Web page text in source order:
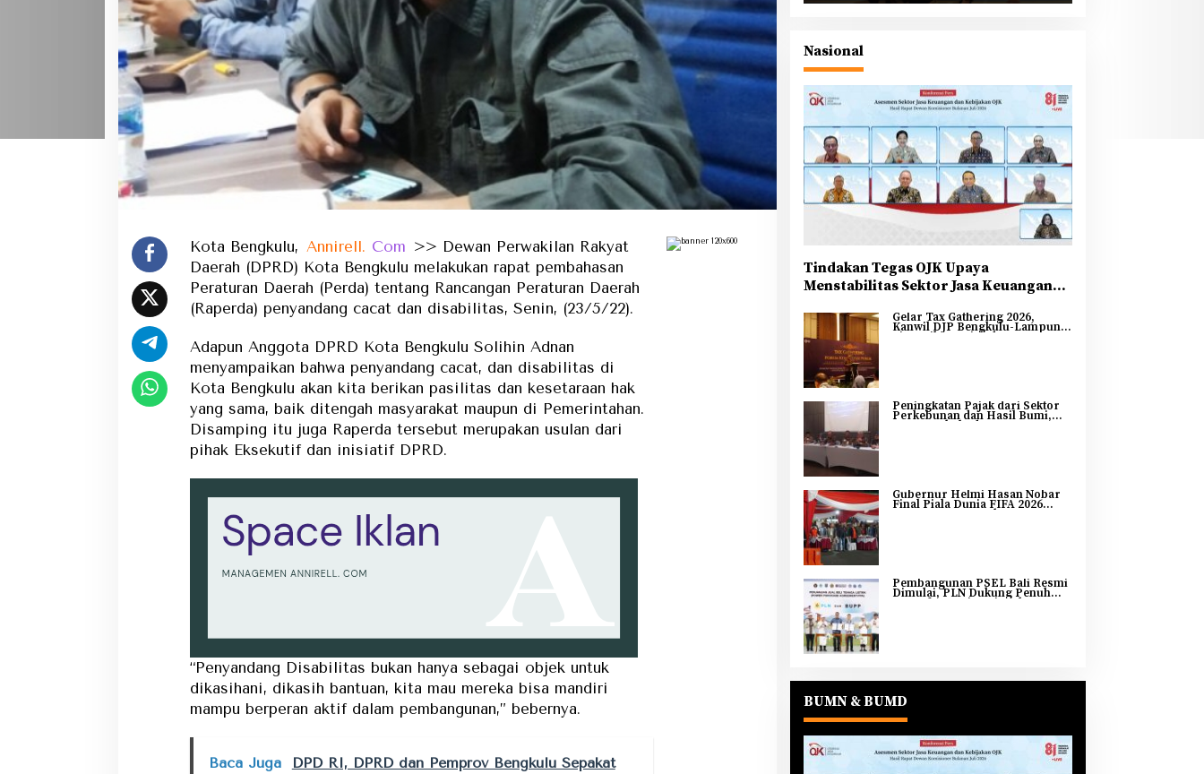
Kota Bengkulu, Annirell. Com >> Dewan Perwakilan Rakyat
Daerah (DPRD) Kota Bengkulu melakukan rapat pembahasan
Peraturan Daerah (Perda) tentang Rancangan Peraturan Daerah
(Raperda) penyandang cacat dan disabilitas, Senin, (23/5/22).
Adapun Anggota DPRD Kota Bengkulu Solihin Adnan
menyampaikan bahwa penyandang cacat, dan disabilitas di
Kota Bengkulu akan kita berikan pasilitas dan kesetaraan hak
yang sama, baik ditengah masyarakat maupun di Pemerintahan.
Disamping itu juga Raperda tersebut merupakan usulan dari
pihak Eksekutif dan inisiatif DPRD.
“Penyandang Disabilitas bukan hanya sebagai objek untuk
dikasihani, dikasih bantuan, kita mau mereka bisa mandiri
mampu berperan aktif dalam pembangunan,” bebernya.
Baca Juga
DPD RI, DPRD dan Pemprov Bengkulu Sepakat
Nasional
Tindakan Tegas OJK Upaya
Menstabilitas Sektor Jasa Keuangan
Penguatan Sektor Keuangan
Gelar Tax Gathering 2026,
Kanwil DJP Bengkulu-Lampung
Sinergikan Pajak dan
Peningkatan Pajak dari Sektor
Perkebunan dan Hasil Bumi,
DJP Bengkulu dan Lampung
Gubernur Helmi Hasan Nobar
Final Piala Dunia FIFA 2026
Bersama Masyarakat, UMKM
Pembangunan PSEL Bali Resmi
Dimulai, PLN Dukung Penuh
Transformasi Nasional
BUMN & BUMD